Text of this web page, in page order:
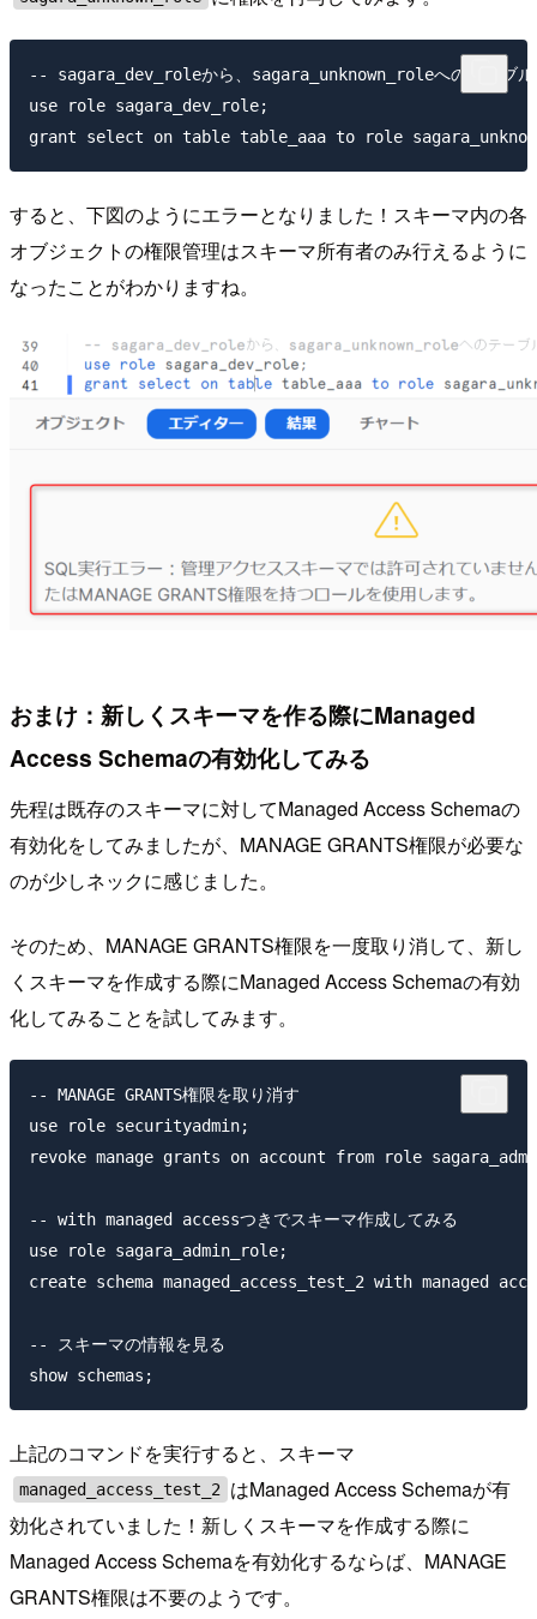
-- sagara_dev_roleから、sagara_unknown_roleへのテーブル
use role sagara_dev_role;
すると、下図のようにエラーとなりました！スキーマ内の各
オブジェクトの権限管理はスキーマ所有者のみ行えるように
なったことがわかりますね。
おまけ：新しくスキーマを作る際にManaged
Access Schemaの有効化してみる
先程は既存のスキーマに対してManaged Access Schemaの
有効化をしてみましたが、MANAGE GRANTS権限が必要な
のが少しネックに感じました。
そのため、MANAGE GRANTS権限を一度取り消して、新し
くスキーマを作成する際にManaged Access Schemaの有効
化してみることを試してみます。
-- MANAGE GRANTS権限を取り消す
use role securityadmin;
revoke manage grants on account from role
-- with managed accessつきでスキーマ作成してみる
use role sagara_admin_role;
create schema managed_access_test_2 with managed
-- スキーマの情報を見る
上記のコマンドを実行すると、スキーマ
managed_access_test_2
はManaged Access Schemaが有
効化されていました！新しくスキーマを作成する際に
Managed Access Schemaを有効化するならば、MANAGE
GRANTS権限は不要のようです。